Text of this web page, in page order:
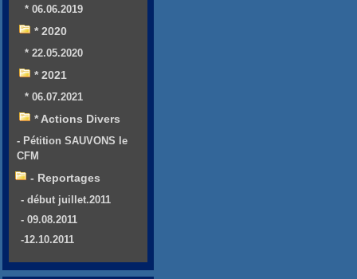
* 06.06.2019
* 2020
* 22.05.2020
* 2021
* 06.07.2021
* Actions Divers
- Pétition SAUVONS le
CFM
- Reportages
- début juillet.2011
- 09.08.2011
-12.10.2011